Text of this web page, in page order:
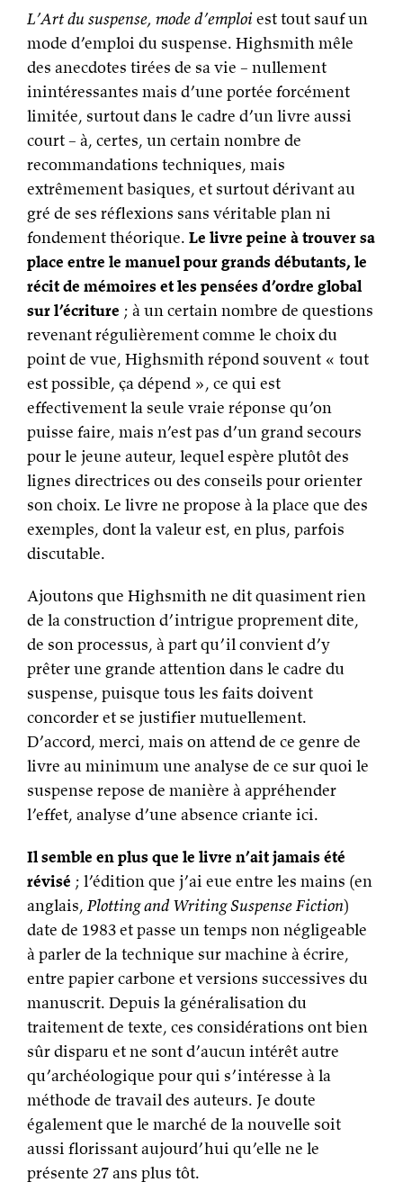
L’Art du suspense, mode d’emploiest tout sauf un
mode d’emploi du suspense. Highsmith mêle
des anecdotes tirées de sa vie – nullement
inintéressantes mais d’une portée forcément
limitée, surtout dans le cadre d’un livre aussi
court – à, certes, un certain nombre de
recommandations techniques, mais
extrêmement basiques, et surtout dérivant au
gré de ses réflexions sans véritable plan ni
fondement théorique. Le livre peine à trouver sa
place entre le manuel pour grands débutants, le
récit de mémoires et les pensées d’ordre global
sur l’écriture ; à un certain nombre de questions
revenant régulièrement comme le choix du
point de vue, Highsmith répond souvent « tout
est possible, ça dépend », ce qui est
effectivement la seule vraie réponse qu’on
puisse faire, mais n’est pas d’un grand secours
pour le jeune auteur, lequel espère plutôt des
lignes directrices ou des conseils pour orienter
son choix. Le livre ne propose à la place que des
exemples, dont la valeur est, en plus, parfois
discutable.
Ajoutons que Highsmith ne dit quasiment rien
de la construction d’intrigue proprement dite,
de son processus, à part qu’il convient d’y
prêter une grande attention dans le cadre du
suspense, puisque tous les faits doivent
concorder et se justifier mutuellement.
D’accord, merci, mais on attend de ce genre de
livre au minimum une analyse de ce sur quoi le
suspense repose de manière à appréhender
l’effet, analyse d’une absence criante ici.
Il semble en plus que le livre n’ait jamais été
révisé ; l’édition que j’ai eue entre les mains (en
anglais, Plotting and Writing Suspense Fiction)
date de 1983 et passe un temps non négligeable
à parler de la technique sur machine à écrire,
entre papier carbone et versions successives du
manuscrit. Depuis la généralisation du
traitement de texte, ces considérations ont bien
sûr disparu et ne sont d’aucun intérêt autre
qu’archéologique pour qui s’intéresse à la
méthode de travail des auteurs. Je doute
également que le marché de la nouvelle soit
aussi florissant aujourd’hui qu’elle ne le
présente 27 ans plus tôt.